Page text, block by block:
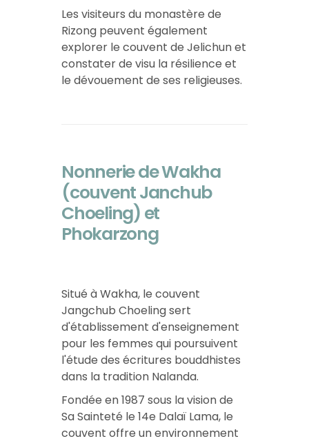
Les visiteurs du monastère de
Rizong peuvent également
explorer le couvent de Jelichun et
constater de visu la résilience et
le dévouement de ses religieuses.
Nonnerie de Wakha
(couvent Janchub
Choeling) et
Phokarzong
Situé à Wakha, le couvent
Jangchub Choeling sert
d'établissement d'enseignement
pour les femmes qui poursuivent
l'étude des écritures bouddhistes
dans la tradition Nalanda.
Fondée en 1987 sous la vision de
Sa Sainteté le 14e Dalaï Lama, le
couvent offre un environnement